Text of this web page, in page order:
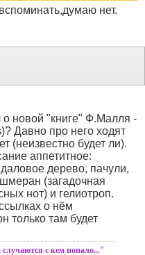
нет.
новой "книге" Ф.Малля -
Давно про него ходят
(неизвестно будет ли).
аппетитное:
дерево, пачули,
(загадочная
нот) и гелиотроп.
о нём
там будет
с кем попало..."